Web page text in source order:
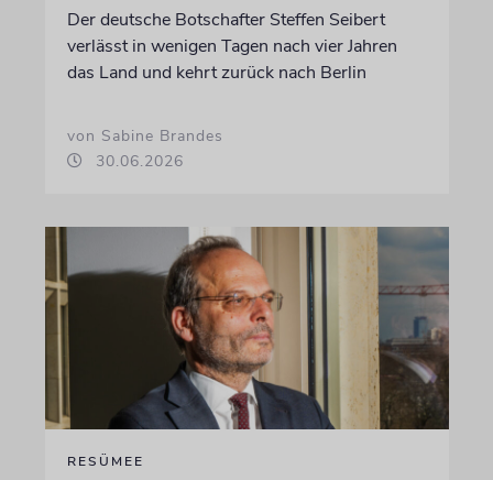
Der deutsche Botschafter Steffen Seibert
verlässt in wenigen Tagen nach vier Jahren
das Land und kehrt zurück nach Berlin
von Sabine Brandes
30.06.2026
RESÜMEE